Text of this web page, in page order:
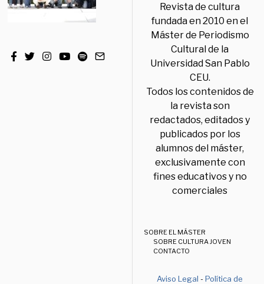
Revista de cultura
fundada en 2010 en el
Máster de Periodismo
Cultural de la
Universidad San Pablo
CEU.
Todos los contenidos de
la revista son
redactados, editados y
publicados por los
alumnos del máster,
exclusivamente con
fines educativos y no
comerciales
SOBRE EL MÁSTER
SOBRE CULTURA JOVEN
CONTACTO
Aviso Legal -Política de